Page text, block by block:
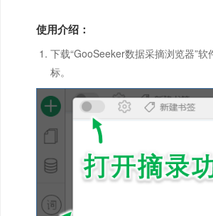
使用介绍：
下载“GooSeeker数据采摘浏览器”
标。